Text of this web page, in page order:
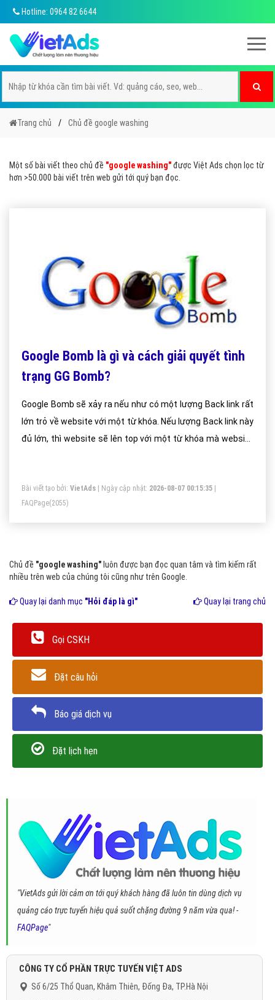
Hotline: 0964 82 6644
Trang chủ Chủ đề google washing
Một số bài viết theo chủ đề "google washing"được Việt Ads chọn lọc từ
hơn >50.000 bài viết trên web gửi tới quý bạn đọc.
Google Bomb là gì và cách giải quyết tình
trạng GG Bomb?
Google Bomb sẽ xảy ra nếu như có một lượng Back link rất
lớn trỏ về website với một từ khóa. Nếu lượng Back link này
đủ lớn, thì website sẽ lên top với một từ khóa mà website
Bài viết tạo bởi: VietAds | Ngày cập nhật: 2026-08-07 00:15:35
FAQPage(2055)
Chủ đề "google washing" luôn được bạn đọc quan tâm và tìm kiếm rất
nhiều trên web của chúng tôi cũng như trên Google.
Quay lại danh mục "Hỏi đáp là gì" Quay lại trang chủ
Gọi CSKH
Đặt câu hỏi
Báo giá dịch vụ
Đặt lịch hẹn
"VietAds gửi lời cảm ơn tới quý khách hàng đã luôn tin dùng dịch vụ
quảng cáo trực tuyến hiệu quả suốt chặng đường 9 năm vừa qua! -
FAQPage"
CÔNG TY CỔ PHẦN TRỰC TUYẾN VIỆT ADS
Số 6/25 Thổ Quan, Khâm Thiên, Đống Đa, TP.Hà Nội